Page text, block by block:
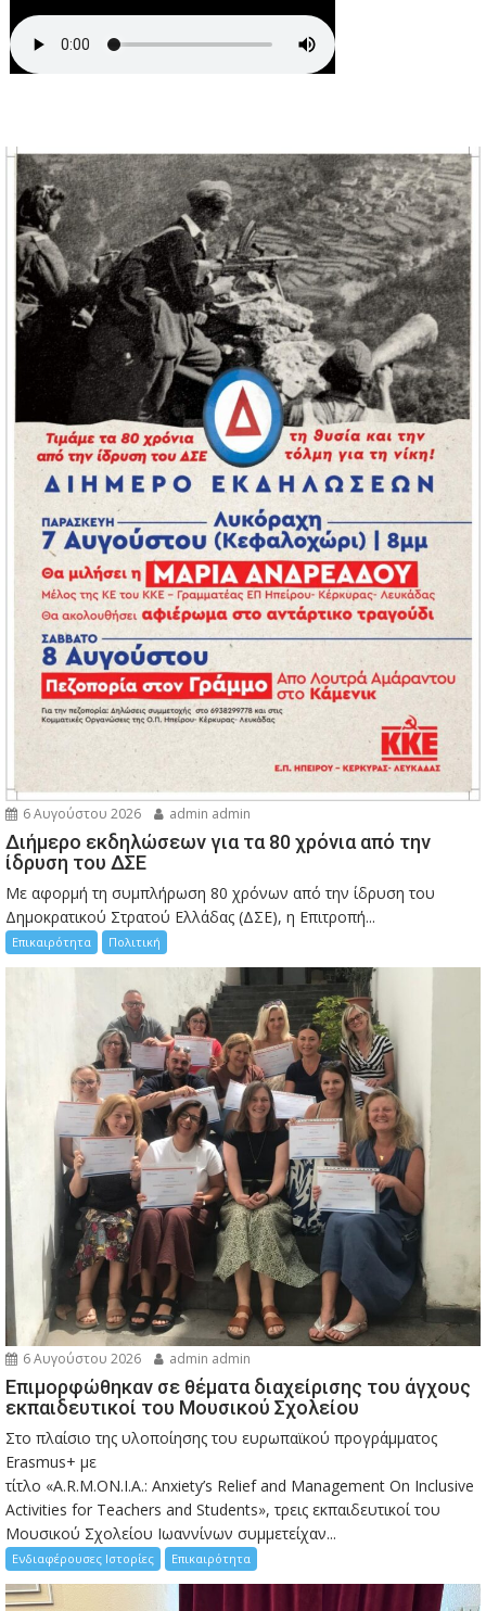
6 Αυγούστου 2026 admin admin
Διήμερο εκδηλώσεων για τα 80 χρόνια από την
ίδρυση του ΔΣΕ
Με αφορμή τη συμπλήρωση 80 χρόνων από την ίδρυση του
Δημοκρατικού Στρατού Ελλάδας (ΔΣΕ), η Επιτροπή...
Επικαιρότητα Πολιτική
6 Αυγούστου 2026 admin admin
Eπιμορφώθηκαν σε θέματα διαχείρισης του άγχους
εκπαιδευτικοί του Μουσικού Σχολείου
Στο πλαίσιο της υλοποίησης του ευρωπαϊκού προγράμματος
Erasmus+ με
τίτλο «A.R.M.ON.I.A.: Anxiety’s Relief and Management On Inclusive
Activities for Teachers and Students», τρεις εκπαιδευτικοί του
Μουσικού Σχολείου Ιωαννίνων συμμετείχαν...
Ενδιαφέρουσες Ιστορίες Επικαιρότητα